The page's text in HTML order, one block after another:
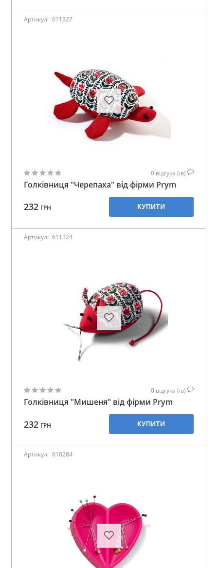
Артикул: 611327
0 відгука (ів)
Голківниця "Черепаха" від фірми Prym
232 ГРН КУПИТИ
Артикул: 611324
0 відгука (ів)
Голківниця "Мишеня" від фірми Prym
232 ГРН КУПИТИ
Артикул: 610284